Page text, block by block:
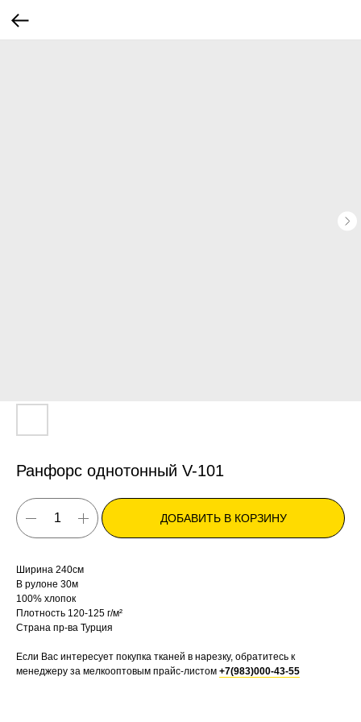
Ранфорс однотонный V-101
ДОБАВИТЬ В КОРЗИНУ
Ширина 240см
В рулоне 30м
100% хлопок
Плотность 120-125 г/м²
Страна пр-ва Турция
Если Вас интересует покупка тканей в нарезку, обратитесь к
менеджеру за мелкооптовым прайс-листом +7(983)000-43-55